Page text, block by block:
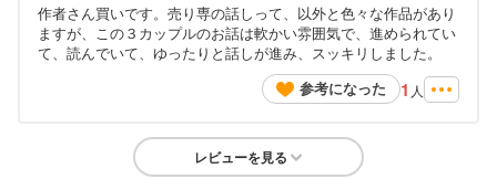
作者さん買いです。売り専の話しって、以外と色々な作品があり
ますが、この３カップルのお話は軟かい雰囲気で、進められてい
て、読んでいて、ゆったりと話しが進み、スッキリしました。
参考になった
1 人
レビューを見る